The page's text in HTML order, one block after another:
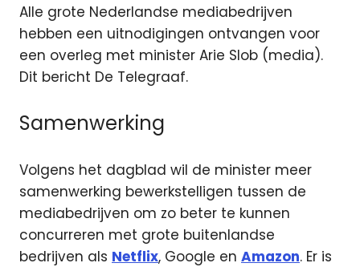
Alle grote Nederlandse mediabedrijven
hebben een uitnodigingen ontvangen voor
een overleg met minister Arie Slob (media).
Dit bericht De Telegraaf.
Samenwerking
Volgens het dagblad wil de minister meer
samenwerking bewerkstelligen tussen de
mediabedrijven om zo beter te kunnen
concurreren met grote buitenlandse
bedrijven als Netflix, Google en Amazon. Er is